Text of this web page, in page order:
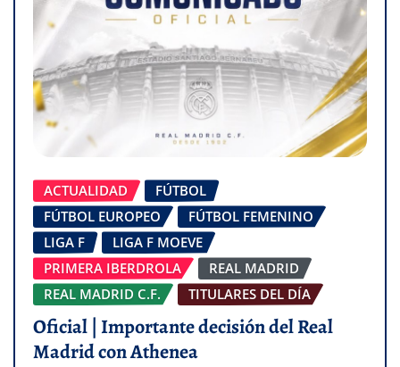
ACTUALIDAD
FÚTBOL
FÚTBOL EUROPEO
FÚTBOL FEMENINO
LIGA F
LIGA F MOEVE
PRIMERA IBERDROLA
REAL MADRID
REAL MADRID C.F.
TITULARES DEL DÍA
Oficial | Importante decisión del Real
Madrid con Athenea